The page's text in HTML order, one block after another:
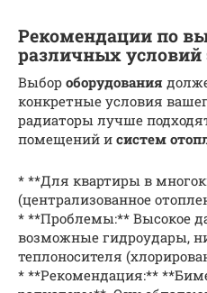
Рекомендации по
различных условий
Выбор оборудования
конкретные условия
радиаторы лучше
помещений и систем
* **Для квартиры в
(централизованное
* **Проблемы:** Высокое
возможные гидроудары,
теплоносителя
* **Рекомендация:**